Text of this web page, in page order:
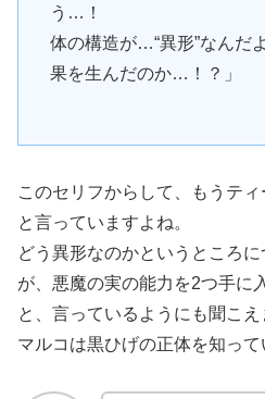
う…！
体の構造が…“異形”なんだ
果を生んだのか…！？」
このセリフからして、もうテ
と言っていますよね。
どう異形なのかというところ
が、悪魔の実の能力を2つ手に
と、言っているようにも聞こえ
マルコは黒ひげの正体を知って